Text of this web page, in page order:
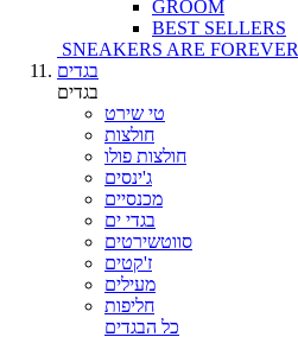
GROOM
BEST SELLERS
SNEAKERS ARE FOREVER
בגדים
בגדים
טי שירט
חולצות
חולצות פולו
ג'ינסים
מכנסיים
בגדי ים
סווטשירטים
ז'קטים
מעילים
חליפות
כל הבגדים